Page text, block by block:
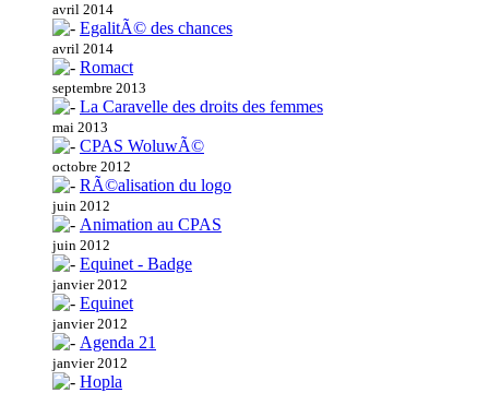
avril 2014
EgalitÃ© des chances
avril 2014
Romact
septembre 2013
La Caravelle des droits des femmes
mai 2013
CPAS WoluwÃ©
octobre 2012
RÃ©alisation du logo
juin 2012
Animation au CPAS
juin 2012
Equinet - Badge
janvier 2012
Equinet
janvier 2012
Agenda 21
janvier 2012
Hopla